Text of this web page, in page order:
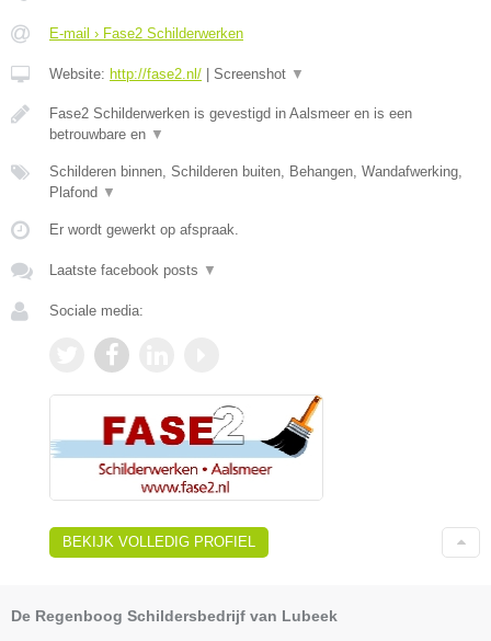
E-mail › Fase2 Schilderwerken
Website: http://fase2.nl/ Screenshot ▼
Fase2 Schilderwerken is gevestigd in Aalsmeer en is een
betrouwbare en ▼
Schilderen binnen, Schilderen buiten, Behangen, Wandafwerking,
Plafond ▼
Er wordt gewerkt op afspraak.
Laatste facebook posts ▼
Sociale media:
BEKIJK VOLLEDIG PROFIEL
De Regenboog Schildersbedrijf van Lubeek